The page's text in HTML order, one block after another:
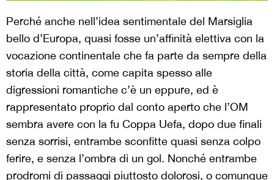
Perché anche nell’idea sentimentale del Marsiglia
bello d’Europa, quasi fosse un’affinità elettiva con la
vocazione continentale che fa parte da sempre della
storia della città, come capita spesso alle
digressioni romantiche c’è un eppure, ed è
rappresentato proprio dal conto aperto che l’OM
sembra avere con la fu Coppa Uefa, dopo due finali
senza sorrisi, entrambe sconfitte quasi senza colpo
ferire, e senza l’ombra di un gol. Nonché entrambe
prodromi di passaggi piuttosto dolorosi, o comunque